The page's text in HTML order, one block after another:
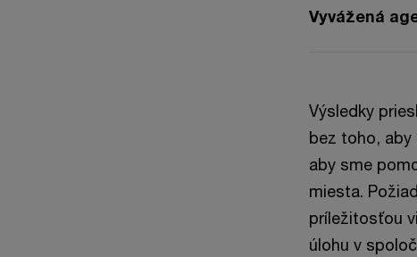
Vyvážená
Výsledky
bez toho, aby
aby sme
miesta.
príležitosťou
úlohu v